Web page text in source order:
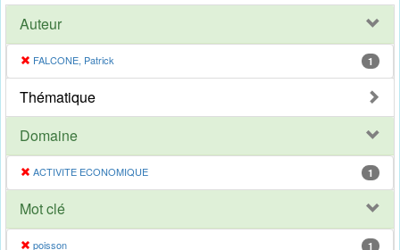
Auteur
FALCONE, Patrick 1
Thématique
Domaine
ACTIVITE ECONOMIQUE 1
Mot clé
poisson 1